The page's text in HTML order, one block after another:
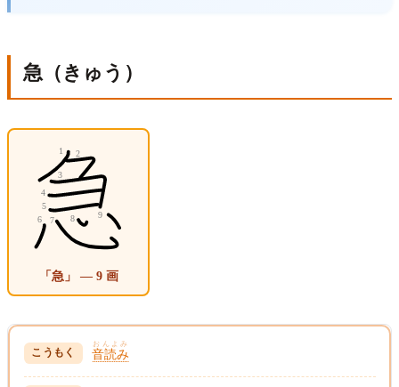
急（きゅう）
「急」 — 9 画
音読み
おんよみ